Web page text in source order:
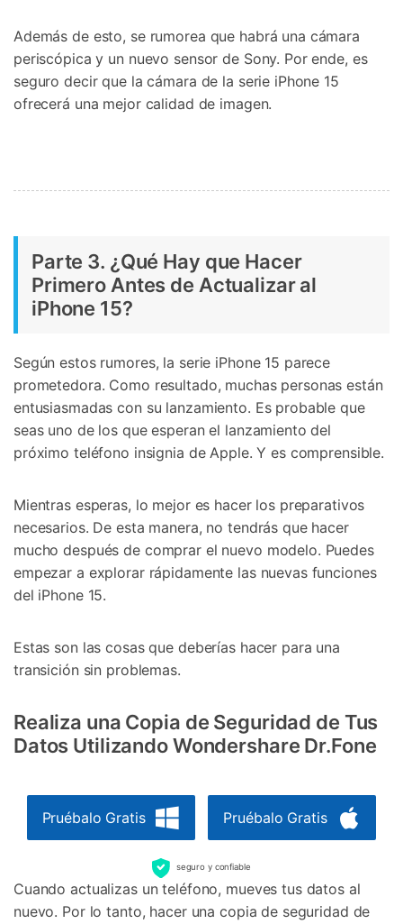
Además de esto, se rumorea que habrá una cámara
periscópica y un nuevo sensor de Sony. Por ende, es
seguro decir que la cámara de la serie iPhone 15
ofrecerá una mejor calidad de imagen.
Parte 3. ¿Qué Hay que Hacer
Primero Antes de Actualizar al
iPhone 15?
Según estos rumores, la serie iPhone 15 parece
prometedora. Como resultado, muchas personas están
entusiasmadas con su lanzamiento. Es probable que
seas uno de los que esperan el lanzamiento del
próximo teléfono insignia de Apple. Y es comprensible.
Mientras esperas, lo mejor es hacer los preparativos
necesarios. De esta manera, no tendrás que hacer
mucho después de comprar el nuevo modelo. Puedes
empezar a explorar rápidamente las nuevas funciones
del iPhone 15.
Estas son las cosas que deberías hacer para una
transición sin problemas.
Realiza una Copia de Seguridad de Tus
Datos Utilizando Wondershare Dr.Fone
Pruébalo Gratis Pruébalo Gratis
seguro y confiable
Cuando actualizas un teléfono, mueves tus datos al
nuevo. Por lo tanto, hacer una copia de seguridad de